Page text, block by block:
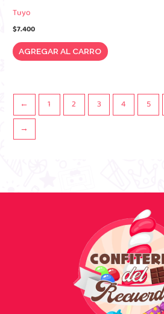
Tuyo
$7.400
AGREGAR AL CARRO
← 1 2 3 4 5
→